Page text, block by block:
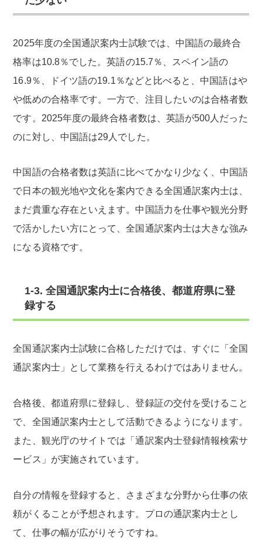
2025年度の全国通訳案内士試験では、中国語の最終合
格率は10.8％でした。英語の15.7％、スペイン語の
16.9％、ドイツ語の19.1％などと比べると、中国語はや
や低めの合格率です。一方で、注目したいのは合格者数
です。2025年度の最終合格者数は、英語が500人だった
のに対し、中国語は29人でした。
中国語の合格者数は英語に比べてかなり少なく、中国語
で日本の観光地や文化を案内できる全国通訳案内士は、
まだ貴重な存在といえます。中国語力を仕事や観光分野
で活かしたい方にとって、全国通訳案内士は大きな強み
になる資格です。
1-3. 全国通訳案内士に合格後、都道府県に登
録する
全国通訳案内士試験に合格しただけでは、すぐに「全国
通訳案内士」として業務を行えるわけではありません。
合格後、都道府県に登録し、登録証の交付を受けること
で、全国通訳案内士として活動できるようになります。
また、観光庁のサイトでは「通訳案内士登録情報検索サ
ービス」が実施されています。
自分の情報を登録すると、さまざまな分野から仕事の依
頼がくることが予想されます。プロの通訳案内士とし
て、仕事の幅が広がりそうですね。